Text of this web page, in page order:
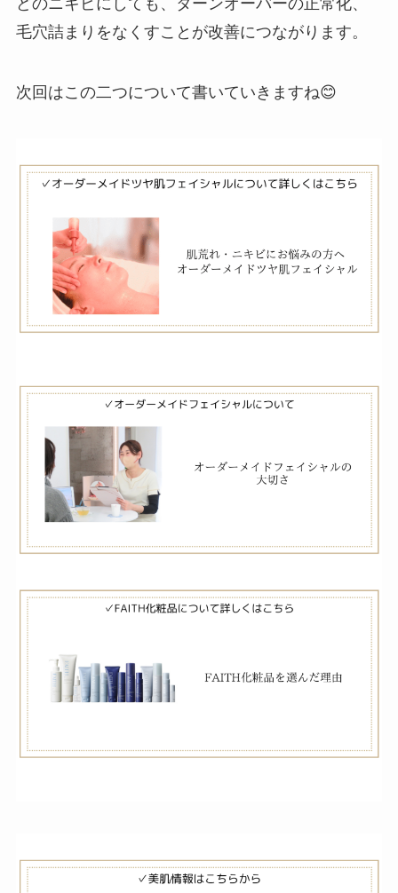
どのニキビにしても、ターンオーバーの正常化、
毛穴詰まりをなくすことが改善につながります。
次回はこの二つについて書いていきますね😊